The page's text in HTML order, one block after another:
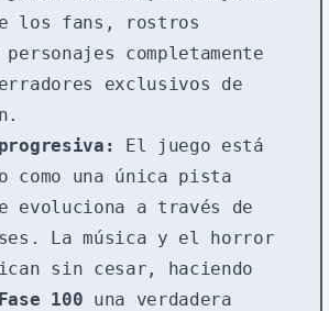
los fans, rostros
completamente
exclusivos de
El juego está
como una única pista
evoluciona a través de
La música y el horror
sin cesar, haciendo
100 una verdadera